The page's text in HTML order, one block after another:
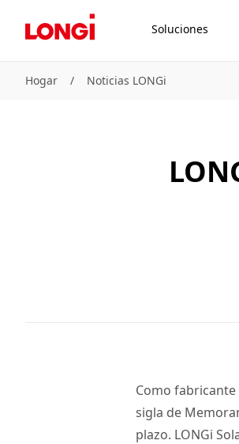
Soluciones
Hogar / Noticias LONGi
Como
sigla de
plazo. LONGi